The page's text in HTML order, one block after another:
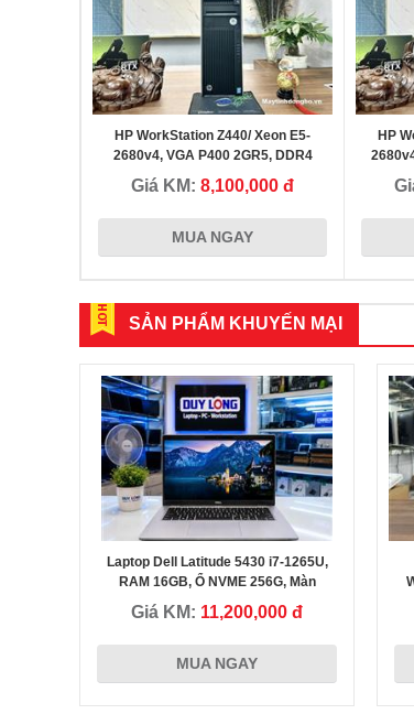
HP WorkStation Z440/ Xeon E5-
2680v4, VGA P400 2GR5, DDR4
16G, ổ NVME 256G
Giá KM:8,100,000 đ
MUA NGAY
HP
16G,
SẢN PHẨM KHUYẾN MẠI
Laptop Dell Latitude 5430 i7-1265U,
RAM 16GB, Ổ NVME 256G, Màn
14inch FHD siêu đẹp
Giá KM: 11,200,000 đ
MUA NGAY
Thầy giáo Nguyễn Tuấn Hải
mua ở đây rất nhiều sản phẩm, đồng thời